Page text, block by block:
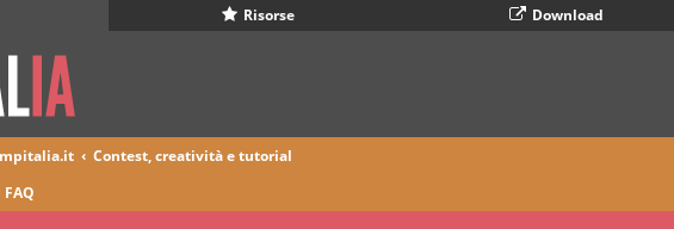
Risorse Download
Contest, creatività e tutorial
FAQ